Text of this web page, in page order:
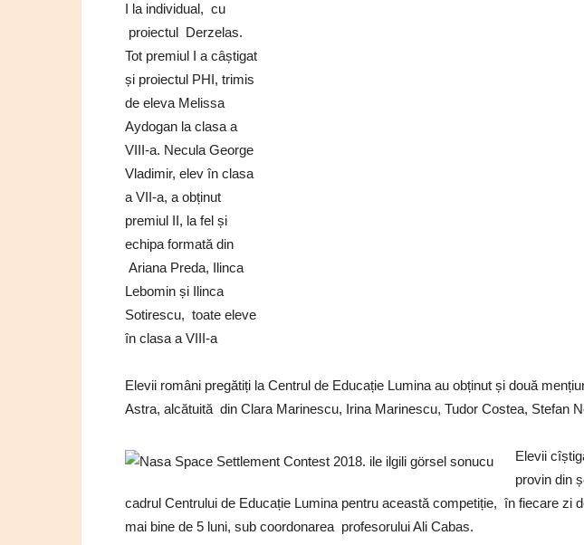
I la individual, cu
proiectul Derzelas.
Tot premiul I a câștigat
și proiectul PHI, trimis
de eleva Melissa
Aydogan la clasa a
VIII-a. Necula George
Vladimir, elev în clasa
a VII-a, a obținut
premiul II, la fel și
echipa formată din
Ariana Preda, Ilinca
Lebomin și Ilinca
Sotirescu, toate eleve
în clasa a VIII-a
Elevii români pregătiți la Centrul de Educație Lumina au obținut și două
Astra, alcătuită din Clara Marinescu, Irina Marinescu, Tudor Costea, Stefan
Elevii
provin din
cadrul Centrului de Educație Lumina pentru această competiție, în fiecare zi
mai bine de 5 luni, sub coordonarea profesorului Ali Cabas.